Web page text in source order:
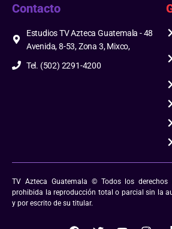
Contacto
Estudios TV Azteca Guatemala - 48
Avenida, 8-53, Zona 3, Mixco,
Tel. (502) 2291-4200
TV Azteca Guatemala © Todos los derechos
prohibida la reproducción total o parcial sin la
y por escrito de su titular.